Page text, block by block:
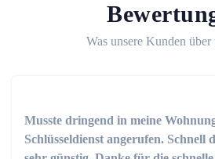
Was unsere Kunden über
Musste dringend in meine
Schlüsseldienst angerufen. Schnell